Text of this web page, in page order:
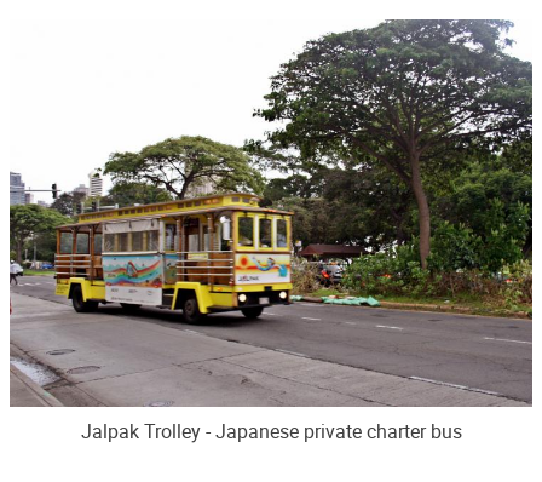
Jalpak Trolley - Japanese private charter bus